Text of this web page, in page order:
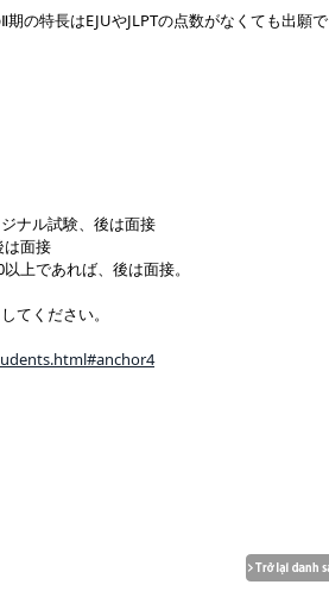
の特長はEJUやJLPTの点数がなくても出願で
ナル試験、後は面接
は面接
上であれば、後は面接。
てください。